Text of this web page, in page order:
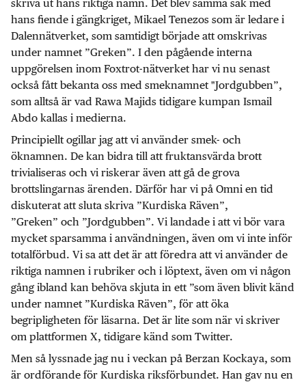
skriva ut hans riktiga namn. Det blev samma sak med
hans fiende i gängkriget, Mikael Tenezos som är ledare i
Dalennätverket, som samtidigt började att omskrivas
under namnet ”Greken”. I den pågående interna
uppgörelsen inom Foxtrot-nätverket har vi nu senast
också fått bekanta oss med smeknamnet "Jordgubben”,
som alltså är vad Rawa Majids tidigare kumpan Ismail
Abdo kallas i medierna.
Principiellt ogillar jag att vi använder smek- och
öknamnen. De kan bidra till att fruktansvärda brott
trivialiseras och vi riskerar även att gå de grova
brottslingarnas ärenden. Därför har vi på Omni en tid
diskuterat att sluta skriva ”Kurdiska Räven”,
”Greken” och ”Jordgubben”. Vi landade i att vi bör vara
mycket sparsamma i användningen, även om vi inte inför
totalförbud. Vi sa att det är att föredra att vi använder de
riktiga namnen i rubriker och i löptext, även om vi någon
gång ibland kan behöva skjuta in ett ”som även blivit känd
under namnet ”Kurdiska Räven”, för att öka
begripligheten för läsarna. Det är lite som när vi skriver
om plattformen X, tidigare känd som Twitter.
Men så lyssnade jag nu i veckan på Berzan Kockaya, som
är ordförande för Kurdiska riksförbundet. Han gav nu en